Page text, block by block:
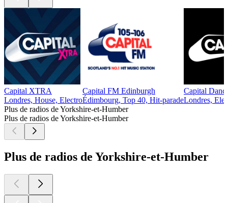
Capital XTRA
Londres, House, Electro
Capital FM Edinburgh
Édimbourg, Top 40, Hit-parade
Capital
Londres,
Plus de radios de Yorkshire-et-Humber
Plus de radios de Yorkshire-et-Humber
Plus de radios de Yorkshire-et-Humber